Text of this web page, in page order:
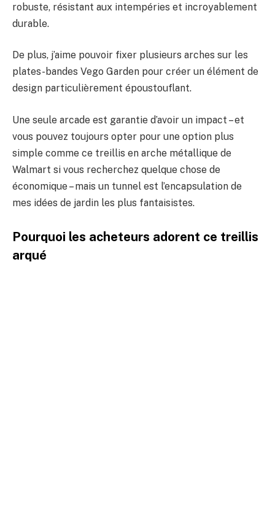
robuste, résistant aux intempéries et incroyablement
durable.
De plus, j’aime pouvoir fixer plusieurs arches sur les
plates-bandes Vego Garden pour créer un élément de
design particulièrement époustouflant.
Une seule arcade est garantie d’avoir un impact – et
vous pouvez toujours opter pour une option plus
simple comme ce treillis en arche métallique de
Walmart si vous recherchez quelque chose de
économique – mais un tunnel est l’encapsulation de
mes idées de jardin les plus fantaisistes.
Pourquoi les acheteurs adorent ce treillis
arqué